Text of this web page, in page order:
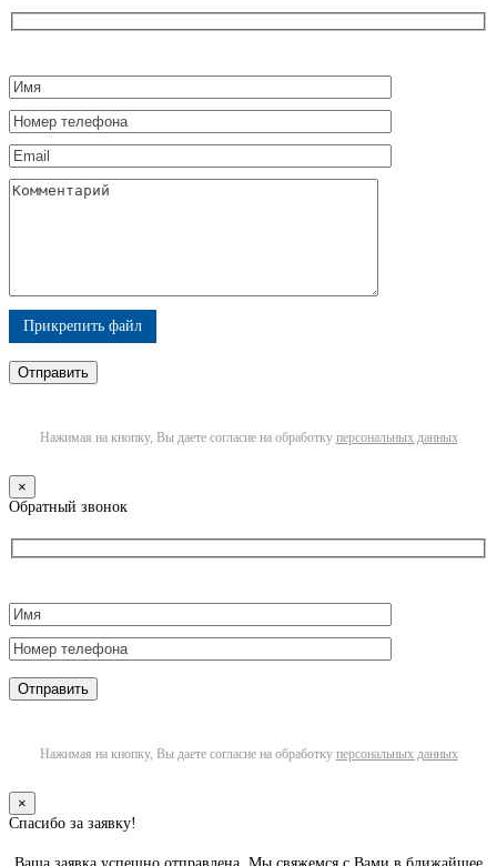
Прикрепить файл
Нажимая на кнопку, Вы даете согласие на обработку персональных данных
×
Обратный звонок
Нажимая на кнопку, Вы даете согласие на обработку персональных данных
×
Спасибо за заявку!